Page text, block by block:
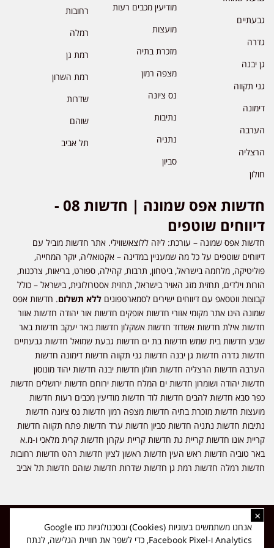
גבעתיים
גדרה
גן יבנה
גני תקווה
דימונה
הערבה
הרצליה
חולון
מודיעין מכבים רעות
מועצות
מזכרת בתיה
מצפה רמון
נס ציונה
נתיבות
נתניה
סביון
רחובות
רמלה
רמת גן
רמת השרון
שדרות
שוהם
תל אביב
חדשות אפס שמונה | חדשות 08 -
דיווחים שוטפים
חדשות אפס שמונה – עורכת: ליזה ללוצאשווילי. אתר חדשות מוביל עם
דיווחים שוטפים על כל מה שמעניין במדינה – אקטואליה, יוקר המחייה,
פוליטיקה, מלחמה בישראל, ביטחון, תרבות, קהילה, ספורט, בריאות, צרכנות,
הורות וילדים, תחזית מזג האויר בישראל, תחזית אסטרולוגית, בישראל – כולל
קבוצות ווטסאפ עם דיווחים ישירים לסמארטפונים ללא תשלום. חדשות אפס
שמונה הינו אתר מקומי אזורי חדשות אופקים חדשות אור יהודה חדשות אזור
חדשות אילת חדשות אשדוד חדשות אשקלון חדשות באר יעקב חדשות באר
שבע חדשות בית שמש חדשות בת ים חדשות גבעת שמואל חדשות גבעתיים
חדשות גדרה חדשות גן יבנה חדשות גני תקווה חדשות דימונה חדשות
הערבה חדשות הרצליה חדשות חולון חדשות יבנה חדשות יהוד מונוסון
חדשות יהודה ושומרון חדשות ים המלח חדשות ירוחם חדשות ירושלים חדשות
כפר סבא חדשות להבים חדשות לוד חדשות מודיעין מכבים רעות חדשות
מועצות חדשות מזכרת בתיה חדשות מצפה רמון חדשות נס ציונה חדשות
נתיבות חדשות נתניה חדשות סביון חדשות ערד חדשות פתח תקווה חדשות
קריית אונו חדשות קריית גת חדשות קריית עקרון חדשות קרית מלאכי ו-מ.א
באר טוביה חדשות ראש העין חדשות ראשון לציון חדשות רהט חדשות רחובות
חדשות רמלה חדשות רמת גן חדשות שדרות חדשות שוהם חדשות תל אביב
כל הזכויות שמורות ל-ליזה ללוצאשווילי - חדשות אפס שמונה - דיווחים בזמן
אמת, נוסד בשנת 2019 | טל' לפרסומים 054-9759222 מייל מערכת
news08.net@gmail.com
×
אנחנו משתמשים בעוגיות (Cookies) ובטכנולוגיות כמו Google
Analytics ו-Facebook Pixel, כדי לשפר את חוויית הגלישה, לנתח